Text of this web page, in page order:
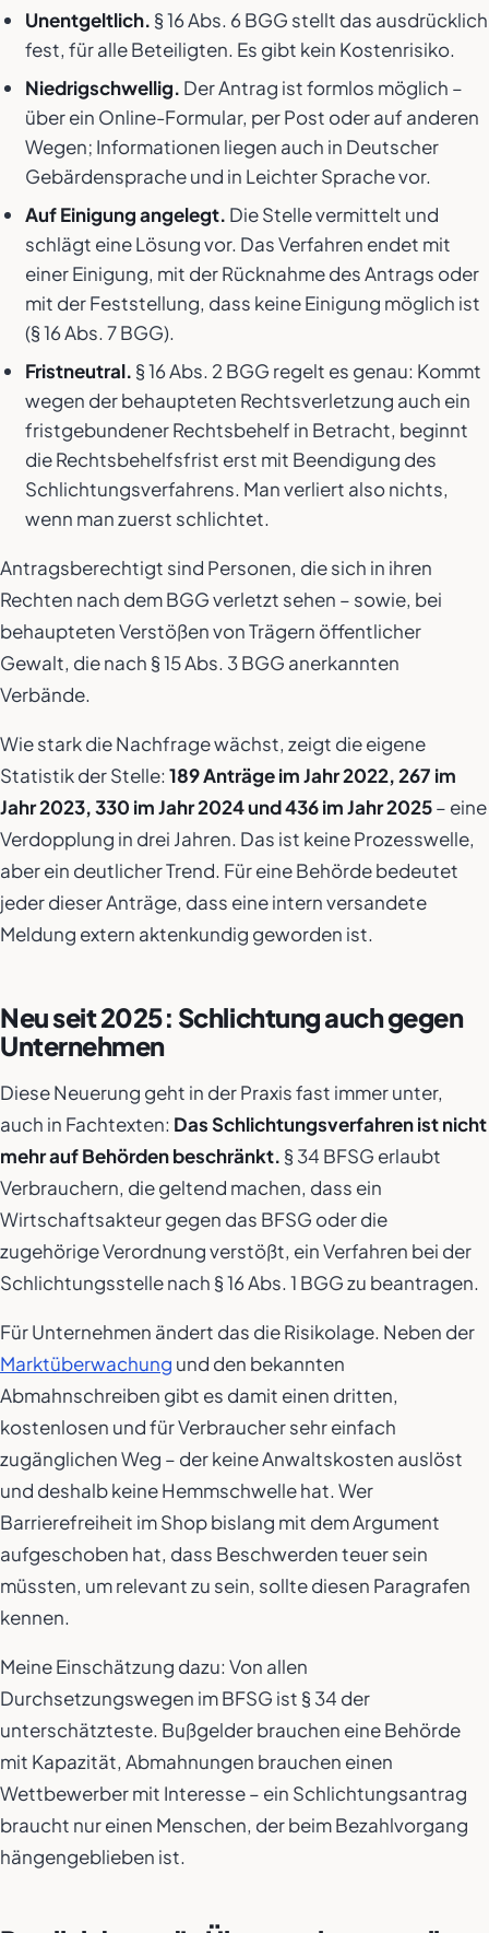
Unentgeltlich. § 16 Abs. 6 BGG stellt das ausdrücklich
fest, für alle Beteiligten. Es gibt kein Kostenrisiko.
Niedrigschwellig. Der Antrag ist formlos möglich –
über ein Online-Formular, per Post oder auf anderen
Wegen; Informationen liegen auch in Deutscher
Gebärdensprache und in Leichter Sprache vor.
Auf Einigung angelegt. Die Stelle vermittelt und
schlägt eine Lösung vor. Das Verfahren endet mit
einer Einigung, mit der Rücknahme des Antrags oder
mit der Feststellung, dass keine Einigung möglich ist
(§ 16 Abs. 7 BGG).
Fristneutral. § 16 Abs. 2 BGG regelt es genau: Kommt
wegen der behaupteten Rechtsverletzung auch ein
fristgebundener Rechtsbehelf in Betracht, beginnt
die Rechtsbehelfsfrist erst mit Beendigung des
Schlichtungsverfahrens. Man verliert also nichts,
wenn man zuerst schlichtet.
Antragsberechtigt sind Personen, die sich in ihren
Rechten nach dem BGG verletzt sehen – sowie, bei
behaupteten Verstößen von Trägern öffentlicher
Gewalt, die nach § 15 Abs. 3 BGG anerkannten
Verbände.
Wie stark die Nachfrage wächst, zeigt die eigene
Statistik der Stelle:189 Anträge im Jahr 2022, 267 im
Jahr 2023, 330 im Jahr 2024 und 436 im Jahr 2025– eine
Verdopplung in drei Jahren. Das ist keine Prozesswelle,
aber ein deutlicher Trend. Für eine Behörde bedeutet
jeder dieser Anträge, dass eine intern versandete
Meldung extern aktenkundig geworden ist.
Neu seit 2025: Schlichtung auch gegen
Unternehmen
Diese Neuerung geht in der Praxis fast immer unter,
auch in Fachtexten: Das Schlichtungsverfahren ist nicht
mehr auf Behörden beschränkt. § 34 BFSG erlaubt
Verbrauchern, die geltend machen, dass ein
Wirtschaftsakteur gegen das BFSG oder die
zugehörige Verordnung verstößt, ein Verfahren bei der
Schlichtungsstelle nach § 16 Abs. 1 BGG zu beantragen.
Für Unternehmen ändert das die Risikolage. Neben der
Marktüberwachung und den bekannten
Abmahnschreiben gibt es damit einen dritten,
kostenlosen und für Verbraucher sehr einfach
zugänglichen Weg – der keine Anwaltskosten auslöst
und deshalb keine Hemmschwelle hat. Wer
Barrierefreiheit im Shop bislang mit dem Argument
aufgeschoben hat, dass Beschwerden teuer sein
müssten, um relevant zu sein, sollte diesen Paragrafen
kennen.
Meine Einschätzung dazu: Von allen
Durchsetzungswegen im BFSG ist § 34 der
unterschätzteste. Bußgelder brauchen eine Behörde
mit Kapazität, Abmahnungen brauchen einen
Wettbewerber mit Interesse – ein Schlichtungsantrag
braucht nur einen Menschen, der beim Bezahlvorgang
hängengeblieben ist.